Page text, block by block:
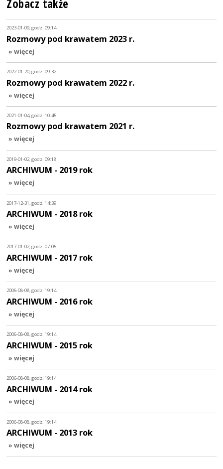
Zobacz także
2023-01-09, godz. 09:14
Rozmowy pod krawatem 2023 r.
» więcej
2022-01-20, godz. 09:32
Rozmowy pod krawatem 2022 r.
» więcej
2021-01-04, godz. 10:45
Rozmowy pod krawatem 2021 r.
» więcej
2019-01-02, godz. 09:18
ARCHIWUM - 2019 rok
» więcej
2017-12-31, godz. 14:39
ARCHIWUM - 2018 rok
» więcej
2017-01-02, godz. 07:05
ARCHIWUM - 2017 rok
» więcej
2006-08-08, godz. 19:14
ARCHIWUM - 2016 rok
» więcej
2006-08-08, godz. 19:14
ARCHIWUM - 2015 rok
» więcej
2006-08-08, godz. 19:14
ARCHIWUM - 2014 rok
» więcej
2006-08-08, godz. 19:14
ARCHIWUM - 2013 rok
» więcej